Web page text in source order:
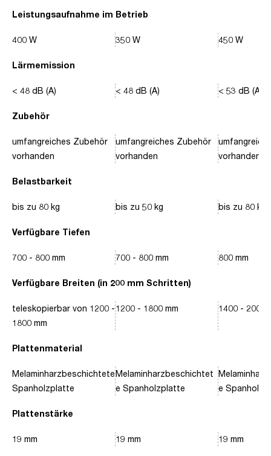
Leistungsaufnahme im Betrieb
Lärmemission
Zubehör
Belastbarkeit
Verfügbare Tiefen
Verfügbare Breiten (in 200 mm Schritten)
Plattenmaterial
Plattenstärke
400 W
< 48 dB (A)
umfangreiches Zubehör
vorhanden
bis zu 80 kg
700 - 800 mm
teleskopierbar von 1200 -
1800 mm
Melaminharzbeschichtete
Spanholzplatte
19 mm
350 W
< 48 dB (A)
umfangreiches Zubehör
vorhanden
bis zu 50 kg
700 - 800 mm
1200 - 1800 mm
Melaminharzbeschichtet
e Spanholzplatte
19 mm
450 W
< 53 dB (A)
vorhanden
bis zu 80 kg
800 mm
1400 - 2000
e
19 mm